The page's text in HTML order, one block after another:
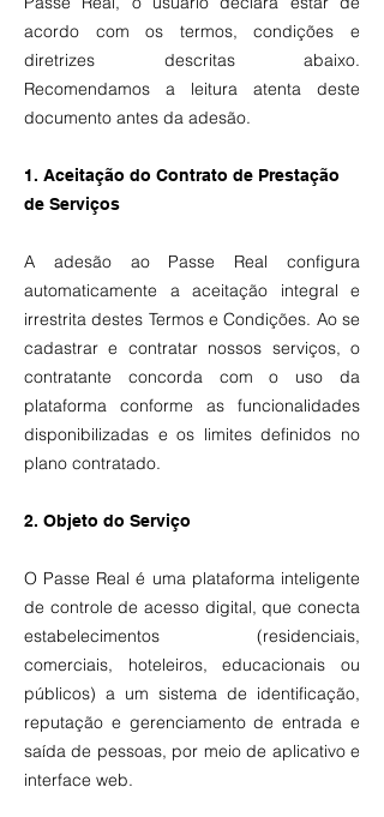
acordo com os termos, condições e
diretrizes descritas abaixo.
Recomendamos a leitura atenta deste
documento antes da adesão.
1. Aceitação do Contrato de Prestação
de Serviços
A adesão ao Passe Real configura
automaticamente a aceitação integral e
irrestrita destes Termos e Condições. Ao se
cadastrar e contratar nossos serviços, o
contratante concorda com o uso da
plataforma conforme as funcionalidades
disponibilizadas e os limites definidos no
plano contratado.
2. Objeto do Serviço
O Passe Real é uma plataforma inteligente
de controle de acesso digital, que conecta
estabelecimentos (residenciais,
comerciais, hoteleiros, educacionais ou
públicos) a um sistema de identificação,
reputação e gerenciamento de entrada e
saída de pessoas, por meio de aplicativo e
interface web.